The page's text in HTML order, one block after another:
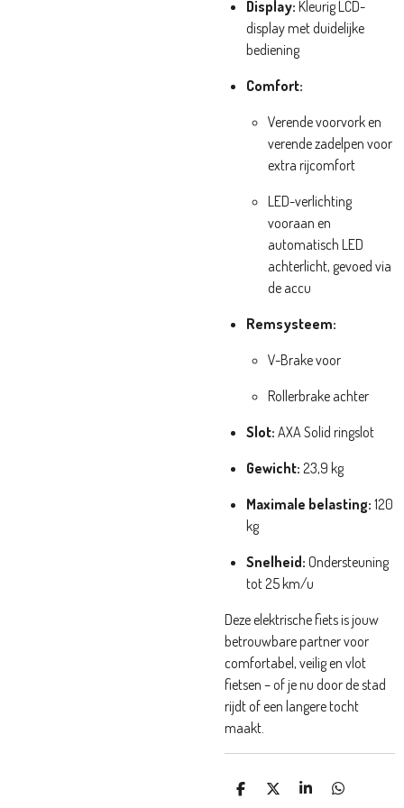
Display: Kleurig LCD-
display met duidelijke
bediening
Comfort:
Verende voorvork en
verende zadelpen voor
extra rijcomfort
LED-verlichting
vooraan en
automatisch LED
achterlicht, gevoed via
de accu
Remsysteem:
V-Brake voor
Rollerbrake achter
Slot: AXA Solid ringslot
Gewicht: 23,9 kg
Maximale belasting: 120
kg
Snelheid: Ondersteuning
tot 25 km/u
Deze elektrische fiets is jouw
betrouwbare partner voor
comfortabel, veilig en vlot
fietsen – of je nu door de stad
rijdt of een langere tocht
maakt.
D
D
S
D